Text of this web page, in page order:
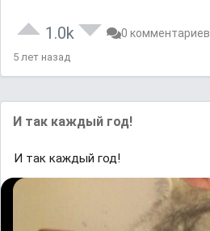
1.0k 0 комментариев
5 лет назад
И так каждый год!
И так каждый год!